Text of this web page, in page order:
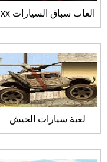
العاب سباق السيارات xx
لعبة سيارات الجيش